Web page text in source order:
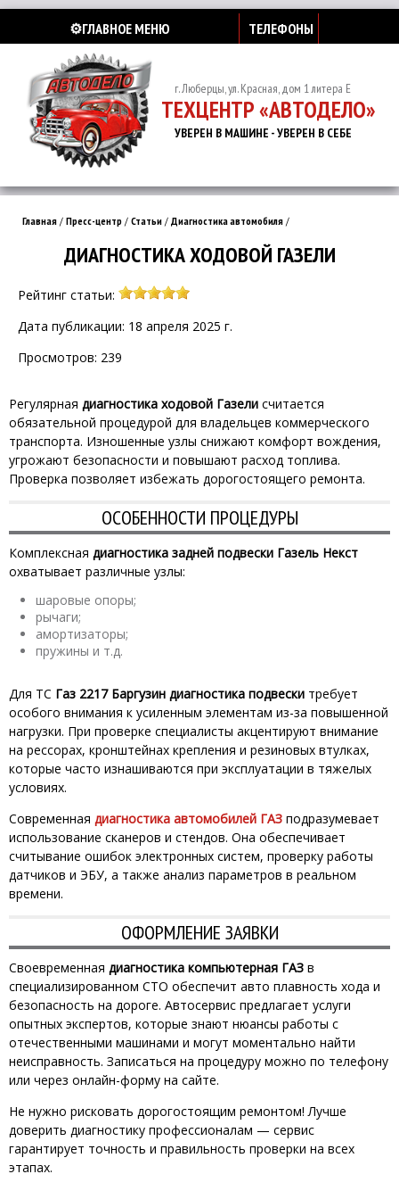
⚙️ГЛАВНОЕ МЕНЮ ТЕЛЕФОНЫ
г. Люберцы, ул. Красная, дом 1 литера Е
ТЕХЦЕНТР «АВТОДЕЛО»
УВЕРЕН В МАШИНЕ - УВЕРЕН В СЕБЕ
Главная / Пресс-центр / Статьи / Диагностика автомобиля /
ДИАГНОСТИКА ХОДОВОЙ ГАЗЕЛИ
Рейтинг статьи:
Дата публикации: 18 апреля 2025 г.
Просмотров: 239
Регулярная диагностика ходовой Газели считается
обязательной процедурой для владельцев коммерческого
транспорта. Изношенные узлы снижают комфорт вождения,
угрожают безопасности и повышают расход топлива.
Проверка позволяет избежать дорогостоящего ремонта.
ОСОБЕННОСТИ ПРОЦЕДУРЫ
Комплексная диагностика задней подвески Газель Некст
охватывает различные узлы:
шаровые опоры;
рычаги;
амортизаторы;
пружины и т.д.
Для ТС Газ 2217 Баргузин диагностика подвески требует
особого внимания к усиленным элементам из-за повышенной
нагрузки. При проверке специалисты акцентируют внимание
на рессорах, кронштейнах крепления и резиновых втулках,
которые часто изнашиваются при эксплуатации в тяжелых
условиях.
Современная диагностика автомобилей ГАЗ подразумевает
использование сканеров и стендов. Она обеспечивает
считывание ошибок электронных систем, проверку работы
датчиков и ЭБУ, а также анализ параметров в реальном
времени.
ОФОРМЛЕНИЕ ЗАЯВКИ
Своевременная диагностика компьютерная ГАЗ в
специализированном СТО обеспечит авто плавность хода и
безопасность на дороге. Автосервис предлагает услуги
опытных экспертов, которые знают нюансы работы с
отечественными машинами и могут моментально найти
неисправность. Записаться на процедуру можно по телефону
или через онлайн-форму на сайте.
Не нужно рисковать дорогостоящим ремонтом! Лучше
доверить диагностику профессионалам — сервис
гарантирует точность и правильность проверки на всех
этапах.